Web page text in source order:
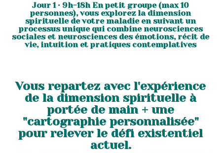
Jour 1 · 9h-18h En petit groupe (max 10
personnes), vous explorez la dimension
spirituelle de votre maladie en suivant un
processus unique qui combine neurosciences
sociales et neurosciences des émotions, récit de
vie, intuition et pratiques contemplatives
Vous repartez avec l'expérience
de la dimension spirituelle à
portée de main + une
"cartographie personnalisée"
pour relever le défi existentiel
actuel.